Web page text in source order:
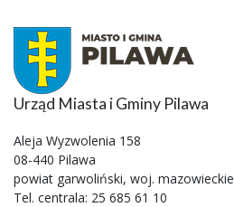
Urząd Miasta i Gminy Pilawa
Aleja Wyzwolenia 158
08-440 Pilawa
powiat garwoliński, woj. mazowieckie
Tel. centrala: 25 685 61 10